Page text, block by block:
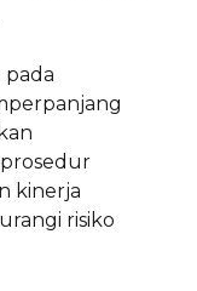
pada
kinerja
risiko